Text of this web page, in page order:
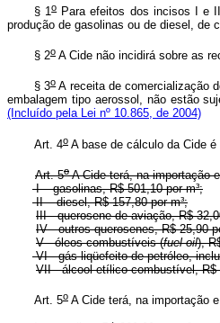
§ 1oPara efeitos dos incisos I e II
produção de gasolinas ou de diesel, de
§ 2o A Cide não incidirá sobre as
§ 3oA receita de comercialização
embalagem tipo aerossol, não estão
(Incluído pela Lei nº 10.865, de 2004)
Art. 4o A base de cálculo da Cide
Art. 5oA Cide terá, na importação
I – gasolinas, R$ 501,10 por m³;
II – diesel, R$ 157,80 por m³;
III - querosene de aviação,
IV - outros querosenes, R$ 25,90
V - óleos combustíveis (fuel oil),
VI - gás liqüefeito de petróleo,
VII - álcool etílico combustível, R$
Art. 5o A Cide terá, na